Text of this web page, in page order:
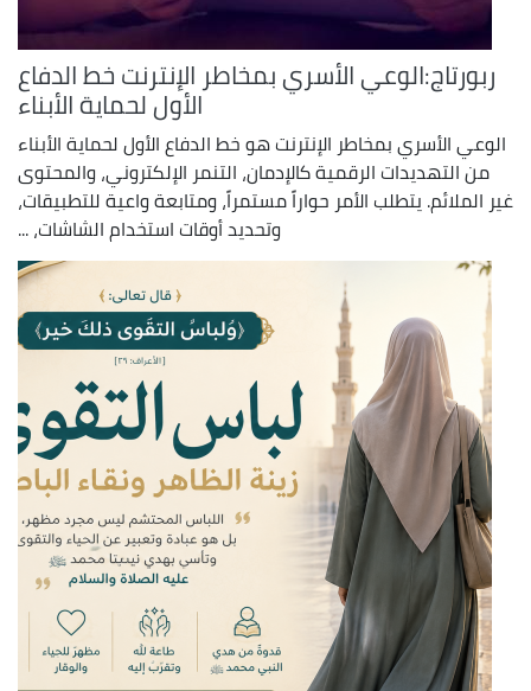
ربورتاج:الوعي الأسري بمخاطر الإنترنت خط الدفاع
الأول لحماية الأبناء
الوعي الأسري بمخاطر الإنترنت هو خط الدفاع الأول لحماية الأبناء
من التهديدات الرقمية كالإدمان، التنمر الإلكتروني، والمحتوى
غير الملائم. يتطلب الأمر حواراً مستمراً، ومتابعة واعية للتطبيقات،
وتحديد أوقات استخدام الشاشات، ...